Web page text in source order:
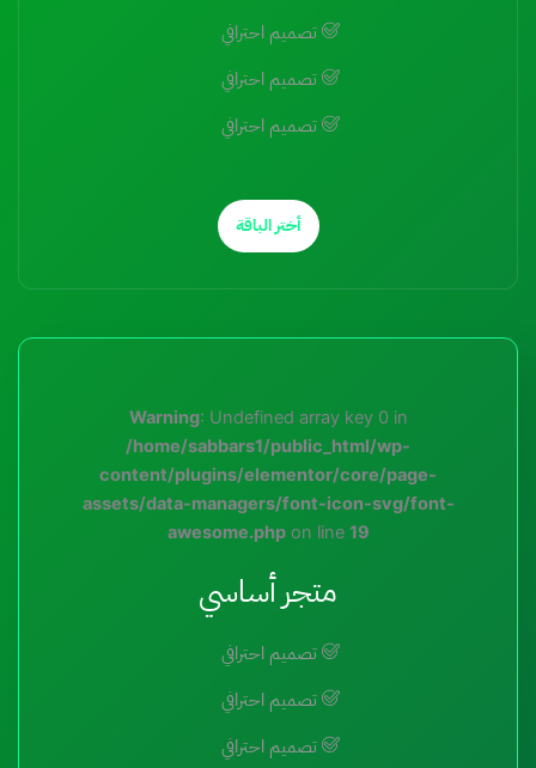
تصميم احترافي
تصميم احترافي
تصميم احترافي
أختر الباقة
Warning: Undefined array key 0 in
/home/sabbars1/public_html/wp-
content/plugins/elementor/core/page-
assets/data-managers/font-icon-svg/font-
awesome.phpon line 19
متجر أساسي
تصميم احترافي
تصميم احترافي
تصميم احترافي